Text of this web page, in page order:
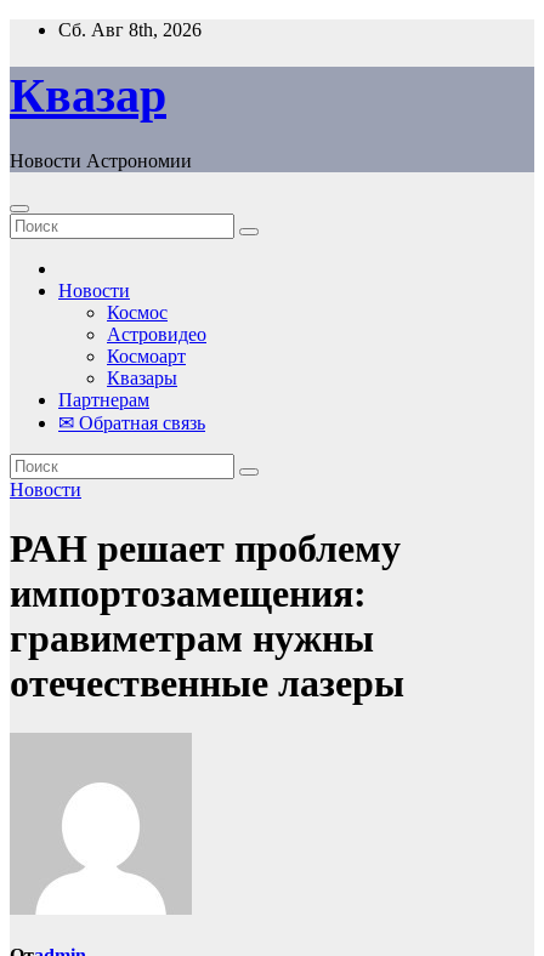
Перейти
содержанию
Сб. Авг 8th, 2026
Квазар
Новости Астрономии
Новости
Космос
Астровидео
Космоарт
Квазары
Партнерам
✉ Обратная связь
Новости
РАН решает проблему
импортозамещения:
гравиметрам нужны
отечественные лазеры